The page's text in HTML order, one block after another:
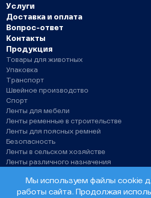
Мы используем файлы cookie
работы сайта. Продолжая
Услуги
Доставка и оплата
Вопрос-ответ
Контакты
Продукция
Товары для животных
Упаковка
Транспорт
Швейное производство
Спорт
Ленты для мебели
Ленты ременные в строительстве
Ленты для поясных ремней
Безопасность
Ленты в сельском хозяйстве
Ленты различного назначения